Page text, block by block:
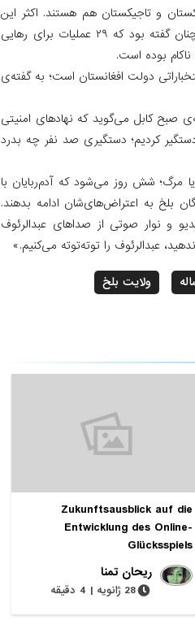
این ۵۵ نفر کسانی از اتباع ازبیکستان و تاجیکستان هم هستند. اکثر این
گرفتاری‌ها در ولایت بلخ و جوزجان و فاریاب شد و هنوز هم ادامه دارد.» او همچنان گفته بود که ۲۹ عملیات برای رهایی
دولت افغانستان است؛ به گفته‌ی
صبح کابل می‌گوید که نهادهای امنیتی
کردیم؛ دستگیری صد نفر چه بدرد
مرگ؛ شش روز می‌شود که آدم‌ربایان با
بلخ به اعتراض‌های‌شان ادامه بدهند.
و نوار صوتی از صداهای عبدالرئوف
عبدالرئوف را توته‌توته می‌کنیم.»
ولایت بلخ
Zukunftsausblick auf die
Entwicklung des Online-
Glücksspiels
ریحان تمنا
28 ژانویه | 4 دقیقه